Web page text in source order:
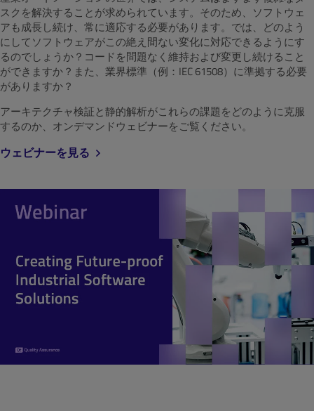
スクを解決することが求められています。そのため、ソフトウェ
アも成長し続け、常に適応する必要があります。では、どのよう
にしてソフトウェアがこの絶え間ない変化に対応できるようにす
るのでしょうか？コードを問題なく維持および変更し続けること
ができますか？また、業界標準（例：IEC 61508）に準拠する必要
がありますか？
アーキテクチャ検証と静的解析がこれらの課題をどのように克服
するのか、オンデマンドウェビナーをご覧ください。
ウェビナーを見る